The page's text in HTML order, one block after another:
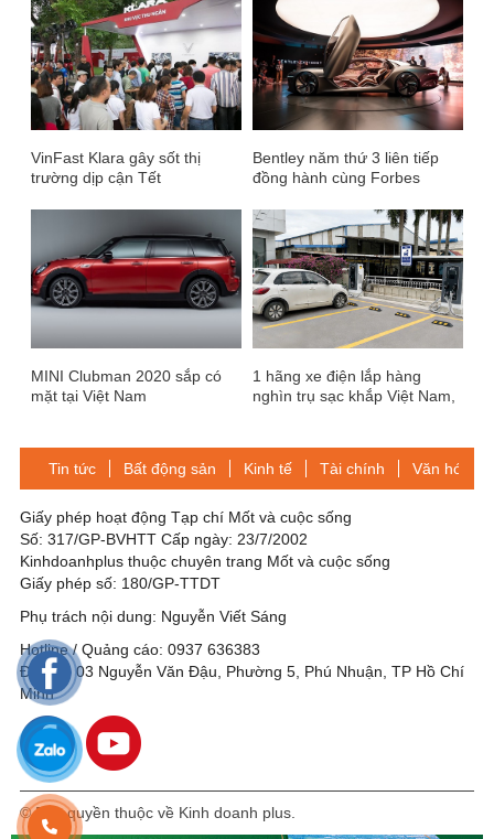
VinFast Klara gây sốt thị
trường dịp cận Tết
Bentley năm thứ 3 liên tiếp
đồng hành cùng Forbes
MINI Clubman 2020 sắp có
mặt tại Việt Nam
1 hãng xe điện lắp hàng
nghìn trụ sạc khắp Việt Nam,
Tin tức
Bất động sản Kinh tế Tài chính Văn hóa-
Giấy phép hoạt động Tạp chí Mốt và cuộc sống
Số: 317/GP-BVHTT Cấp ngày: 23/7/2002
Kinhdoanhplus thuộc chuyên trang Mốt và cuộc sống
Giấy phép số: 180/GP-TTDT
Phụ trách nội dung: Nguyễn Viết Sáng
Hotline / Quảng cáo: 0937 636383
Địa chỉ: 03 Nguyễn Văn Đậu, Phường 5, Phú Nhuận, TP Hồ Chí
Minh
© Bản quyền thuộc về Kinh doanh plus.